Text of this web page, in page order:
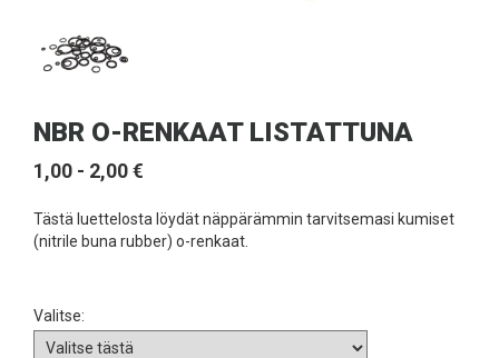
NBR O-RENKAAT LISTATTUNA
1,00 - 2,00 €
Tästä luettelosta löydät näppärämmin tarvitsemasi kumiset
(nitrile buna rubber) o-renkaat.
Valitse: